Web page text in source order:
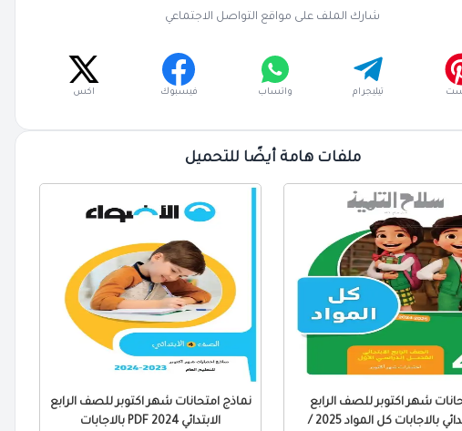
شارك الملف على مواقع التواصل الاجتماعي
تيليجرام واتساب فيسبوك اكس
ملفات هامة أيضًا للتحميل
شهر اكتوبر للصف الرابع
الابتدائي بالاجابات كل المواد 2025 /
نماذج امتحانات شهر اكتوبر للصف الرابع
الابتدائي 2024 PDF بالاجابات